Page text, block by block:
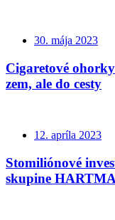
30. mája 2023
Cigaretové
zem, ale do cesty
12. apríla 2023
Stomiliónové
skupine